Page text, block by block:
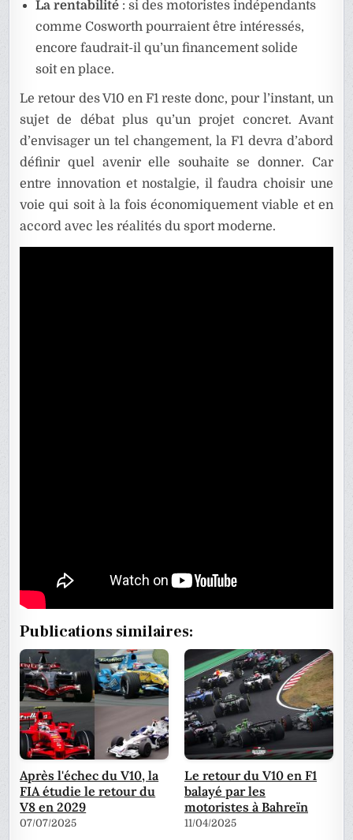
La rentabilité : si des motoristes indépendants
comme Cosworth pourraient être intéressés,
encore faudrait-il qu’un financement solide
soit en place.
Le retour des V10 en F1 reste donc, pour l’instant, un
sujet de débat plus qu’un projet concret. Avant
d’envisager un tel changement, la F1 devra d’abord
définir quel avenir elle souhaite se donner. Car
entre innovation et nostalgie, il faudra choisir une
voie qui soit à la fois économiquement viable et en
accord avec les réalités du sport moderne.
Publications similaires:
Après l'échec du V10, la
FIA étudie le retour du
V8 en 2029
07/07/2025
Le retour du V10 en F1
balayé par les
motoristes à Bahreïn
11/04/2025